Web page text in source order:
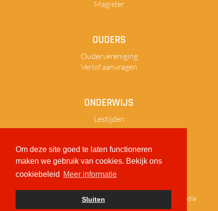
Om deze site goed te laten functioneren
maken we gebruik van cookies. Bekijk ons
cookiebeleid
Meer informatie
Sluiten
Magister
OUDERS
Oudervereniging
Verlof aanvragen
ONDERWIJS
Lestijden
Sitemap Privacy
Reynaertcollege TiDi Media